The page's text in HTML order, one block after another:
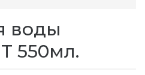
воды
550мл.